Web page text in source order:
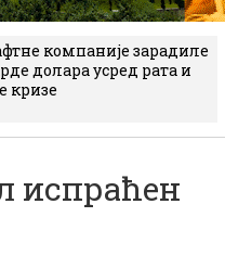
компаније зарадиле
долара усред рата и
кризе